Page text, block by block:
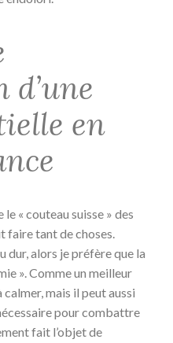
d’une
en
« couteau suisse » des
faire tant de choses.
dur, alors je préfère que la
». Comme un meilleur
mais il peut aussi
pour combattre
fait l’objet de